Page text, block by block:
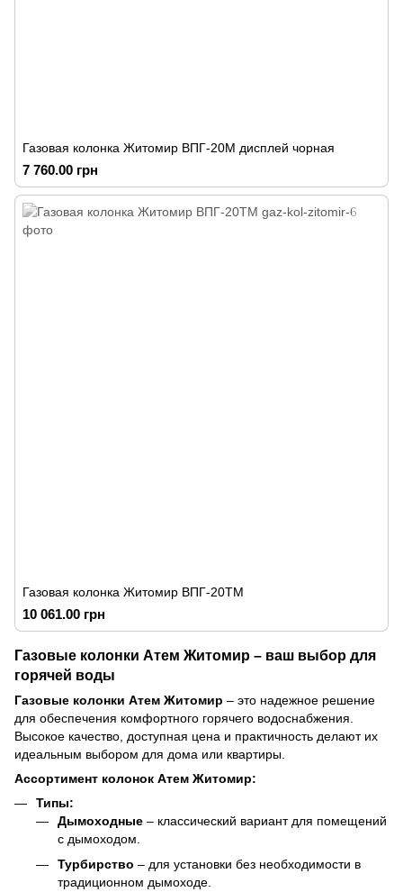
Газовая колонка Житомир ВПГ-20М дисплей чорная
7 760.00 грн
Газовая колонка Житомир ВПГ-20ТМ
10 061.00 грн
Газовые колонки Атем Житомир – ваш выбор для
горячей воды
Газовые колонки Атем Житомир – это надежное решение
для обеспечения комфортного горячего водоснабжения.
Высокое качество, доступная цена и практичность делают их
идеальным выбором для дома или квартиры.
Ассортимент колонок Атем Житомир:
Типы:
Дымоходные – классический вариант для помещений
с дымоходом.
Турбирство – для установки без необходимости в
традиционном дымоходе.